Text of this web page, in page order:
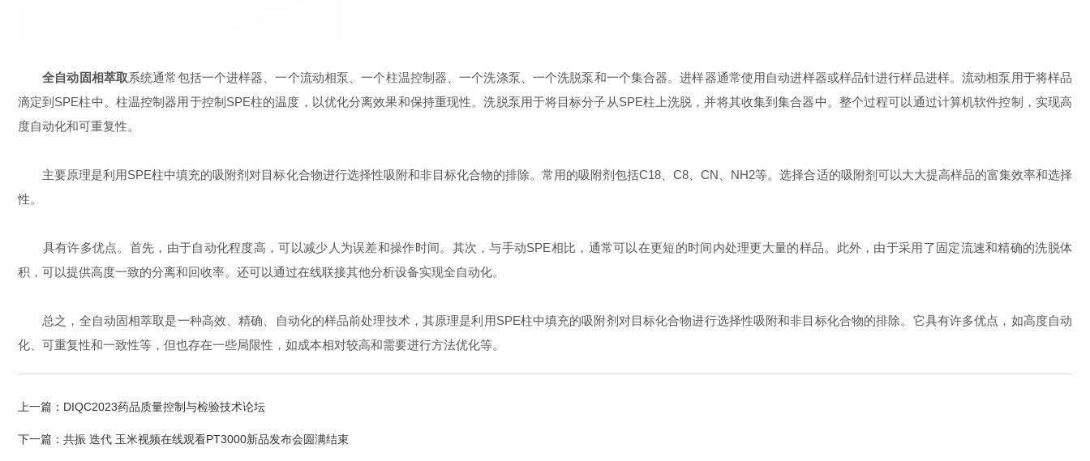
全自动固相萃取系统通常包括一个进样器、一个流动相泵、一个柱温控制器、一个洗涤泵、一个洗脱泵和一个集合器。进样器通常使用自动进样器或样品针进行样品进样。流动相泵用于将样品
滴定到SPE柱中。柱温控制器用于控制SPE柱的温度，以优化分离效果和保持重现性。洗脱泵用于将目标分子从SPE柱上洗脱，并将其收集到集合器中。整个过程可以通过计算机软件控制，实现高
度自动化和可重复性。
主要原理是利用SPE柱中填充的吸附剂对目标化合物进行选择性吸附和非目标化合物的排除。常用的吸附剂包括C18、C8、CN、NH2等。选择合适的吸附剂可以大大提高样品的富集效率和选择
性。
具有许多优点。首先，由于自动化程度高，可以减少人为误差和操作时间。其次，与手动SPE相比，通常可以在更短的时间内处理更大量的样品。此外，由于采用了固定流速和精确的洗脱体
积，可以提供高度一致的分离和回收率。还可以通过在线联接其他分析设备实现全自动化。
总之，全自动固相萃取是一种高效、精确、自动化的样品前处理技术，其原理是利用SPE柱中填充的吸附剂对目标化合物进行选择性吸附和非目标化合物的排除。它具有许多优点，如高度自动
化、可重复性和一致性等，但也存在一些局限性，如成本相对较高和需要进行方法优化等。
上一篇： DIQC2023药品质量控制与检验技术论坛
下一篇： 共振 迭代 玉米视频在线观看PT3000新品发布会圆满结束